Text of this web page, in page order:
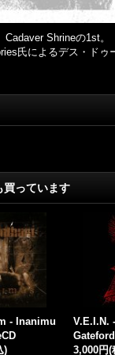
Shrineの1st。
氏によるデス・ド
買っています
- Dea
- Into
finity /